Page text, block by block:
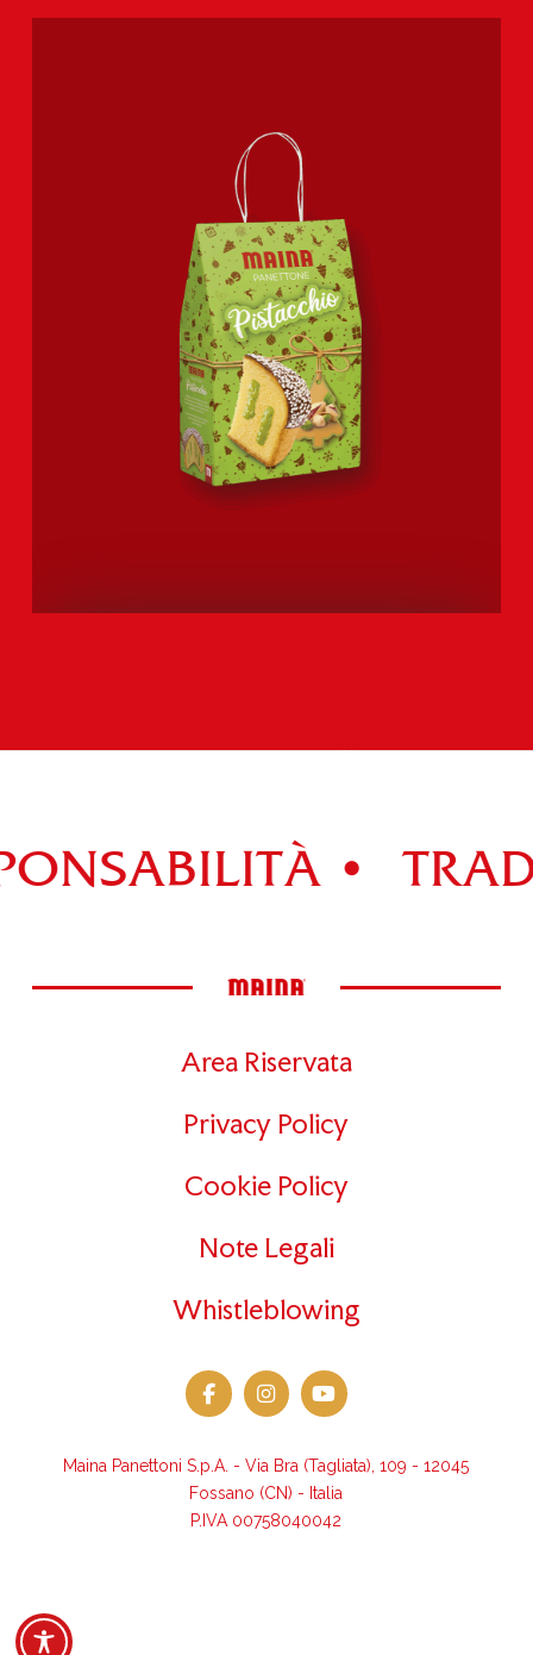
•
Area Riservata
Privacy Policy
Cookie Policy
Note Legali
Whistleblowing
Maina Panettoni S.p.A. - Via Bra (Tagliata), 109 - 12045
Fossano (CN) - Italia
P.IVA 00758040042